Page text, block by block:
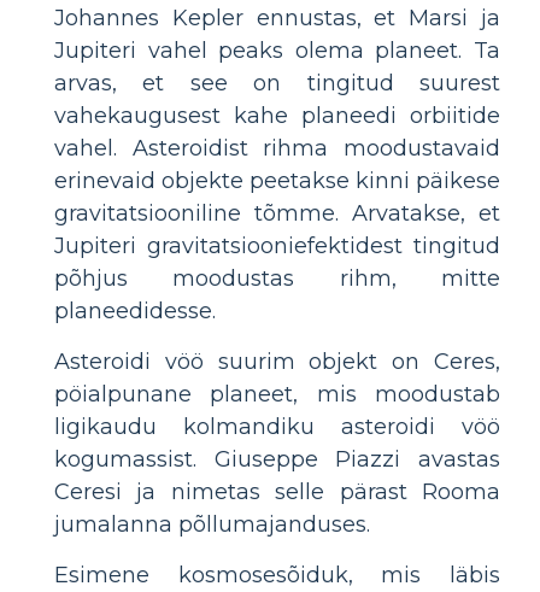
Johannes Kepler ennustas, et Marsi ja
Jupiteri vahel peaks olema planeet. Ta
arvas, et see on tingitud suurest
vahekaugusest kahe planeedi orbiitide
vahel. Asteroidist rihma moodustavaid
erinevaid objekte peetakse kinni päikese
gravitatsiooniline tõmme. Arvatakse, et
Jupiteri gravitatsiooniefektidest tingitud
põhjus moodustas rihm, mitte
planeedidesse.
Asteroidi vöö suurim objekt on Ceres,
pöialpunane planeet, mis moodustab
ligikaudu kolmandiku asteroidi vöö
kogumassist. Giuseppe Piazzi avastas
Ceresi ja nimetas selle pärast Rooma
jumalanna põllumajanduses.
Esimene kosmosesõiduk, mis läbis